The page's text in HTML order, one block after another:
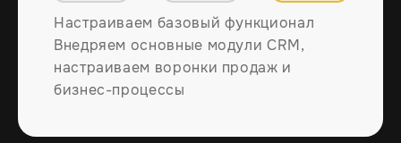
Настраиваем базовый функционал
Внедряем основные модули CRM,
настраиваем воронки продаж и
бизнес-процессы